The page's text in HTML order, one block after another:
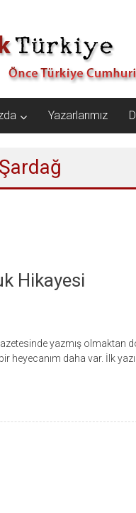
Yazarlarımız
Hikayesi
yazmış olmaktan
heyecanım daha var. İlk